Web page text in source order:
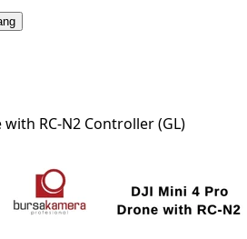
RC-N2 Controller (GL)